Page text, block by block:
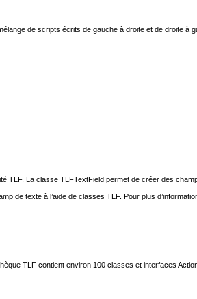
de scripts écrits de gauche à droite et de
La classe TLFTextField permet de créer des
de texte à l’aide de classes TLF. Pour plus
TLF contient environ 100 classes et interfaces